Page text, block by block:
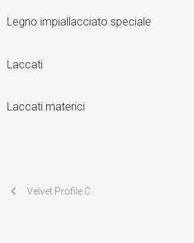
Legno impiallacciato speciale
Laccati
Laccati materici
Velvet Profile C